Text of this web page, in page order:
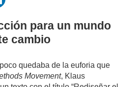
para un mundo
cambio
quedaba de la euforia que
Movement, Klaus